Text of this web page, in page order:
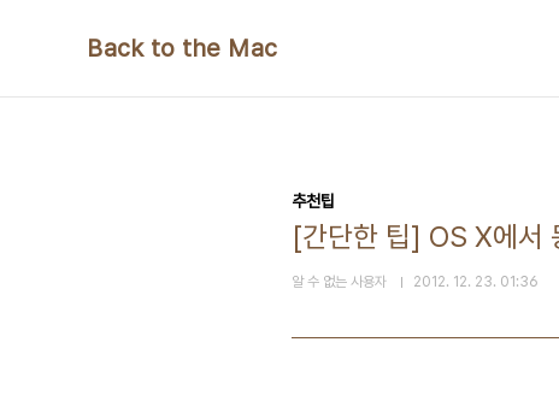
Back to the Mac
추천팁
[간단한 팁] OS X에서
알 수 없는 사용자 2012. 12. 23. 01:36